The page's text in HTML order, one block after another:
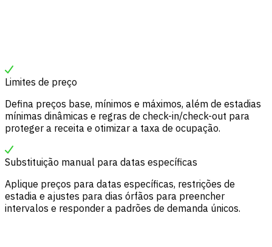
Limites de preço
Defina preços base, mínimos e máximos, além de estadias
mínimas dinâmicas e regras de check-in/check-out para
proteger a receita e otimizar a taxa de ocupação.
Substituição manual para datas específicas
Aplique preços para datas específicas, restrições de
estadia e ajustes para dias órfãos para preencher
intervalos e responder a padrões de demanda únicos.